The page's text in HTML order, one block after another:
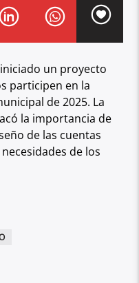
un proyecto
participen en la
de 2025. La
la importancia de
de las cuentas
de los